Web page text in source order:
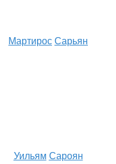
Мартирос Сарьян
Уильям Сароян